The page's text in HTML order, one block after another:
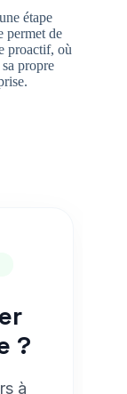
étape
permet de
proactif, où
propre
?
à